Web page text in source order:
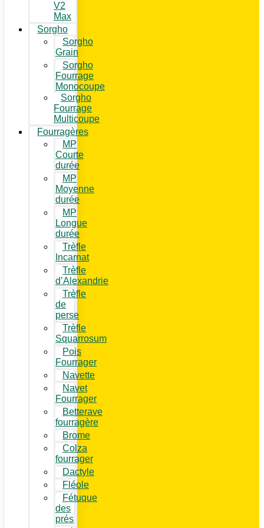
V2
Max
Sorgho
Sorgho
Grain
Sorgho
Fourrage
Monocoupe
Sorgho
Fourrage
Multicoupe
Fourragères
MP
Courte
durée
MP
Moyenne
durée
MP
Longue
durée
Trèfle
Incarnat
Trèfle
d’Alexandrie
Trèfle
de
perse
Trèfle
Squarrosum
Pois
Fourrager
Navette
Navet
Fourrager
Betterave
fourragère
Brome
Colza
fourrager
Dactyle
Fléole
Fétuque
des
prés